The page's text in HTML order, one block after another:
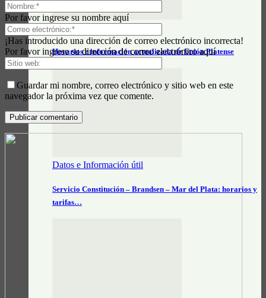
Actualidad General
Horarios e información actualizada de Unión Platense
Datos e Información útil
Servicio Constitución – Brandsen – Mar del Plata: horarios y
tarifas…
Por favor ingrese su nombre aquí
¡Has introducido una dirección de correo electrónico incorrecta!
Por favor ingrese su dirección de correo electrónico aquí
Guardar mi nombre, correo electrónico y sitio web en este
navegador la próxima vez que comente.